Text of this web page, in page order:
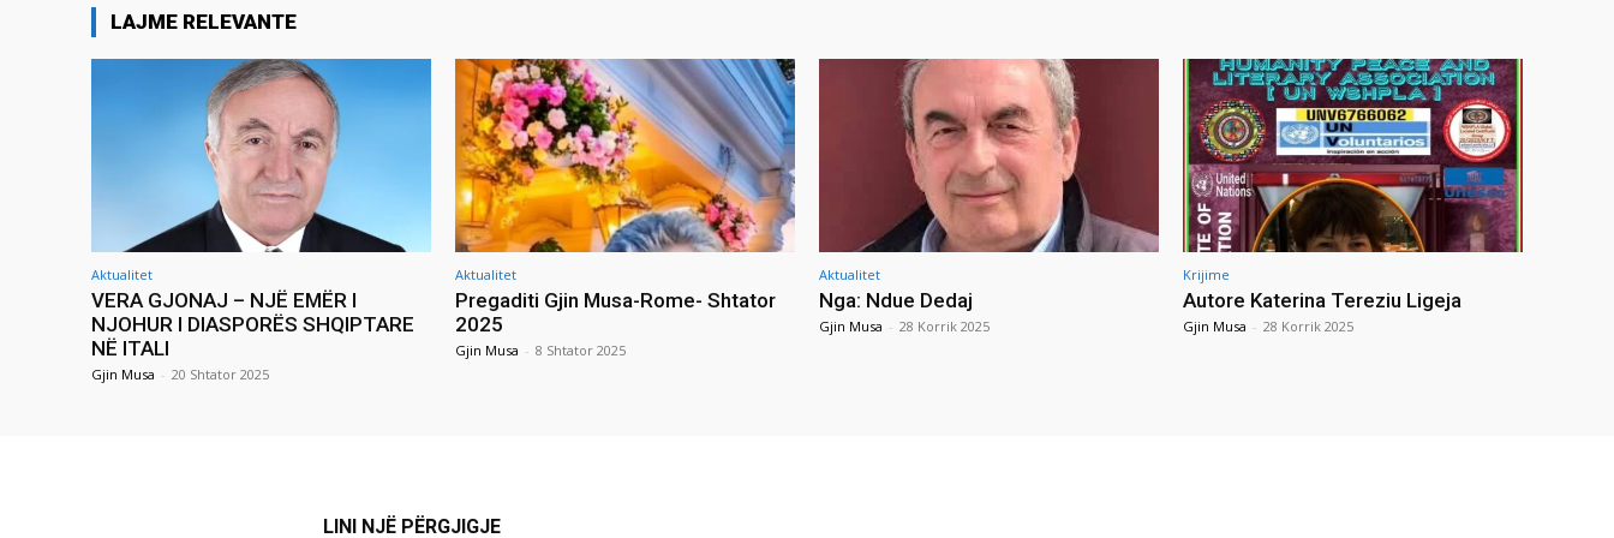
LAJME RELEVANTE
Aktualitet
VERA GJONAJ – NJË EMËR I
NJOHUR I DIASPORËS SHQIPTARE
NË ITALI
Gjin Musa - 20 Shtator 2025
Aktualitet
Pregaditi Gjin Musa-Rome- Shtator
2025
Gjin Musa - 8 Shtator 2025
Aktualitet
Nga: Ndue Dedaj
Gjin Musa - 28 Korrik 2025
Krijime
Autore Katerina Tereziu Ligeja
Gjin Musa - 28 Korrik 2025
LINI NJË PËRGJIGJE